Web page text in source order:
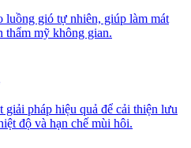
luồng gió tự nhiên, giúp làm mát
thẩm mỹ không gian.
giải pháp hiệu quả để cải thiện lưu
độ và hạn chế mùi hôi.